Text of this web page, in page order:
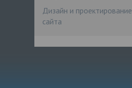
Дизайн и проектирование
сайта